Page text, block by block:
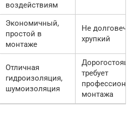
воздействиям
Экономичный,
простой в
монтаже
Не
хрупкий
Отличная
гидроизоляция,
шумоизоляция
требует
монтажа